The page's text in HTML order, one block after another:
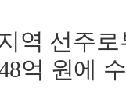
역 선주
억 원에